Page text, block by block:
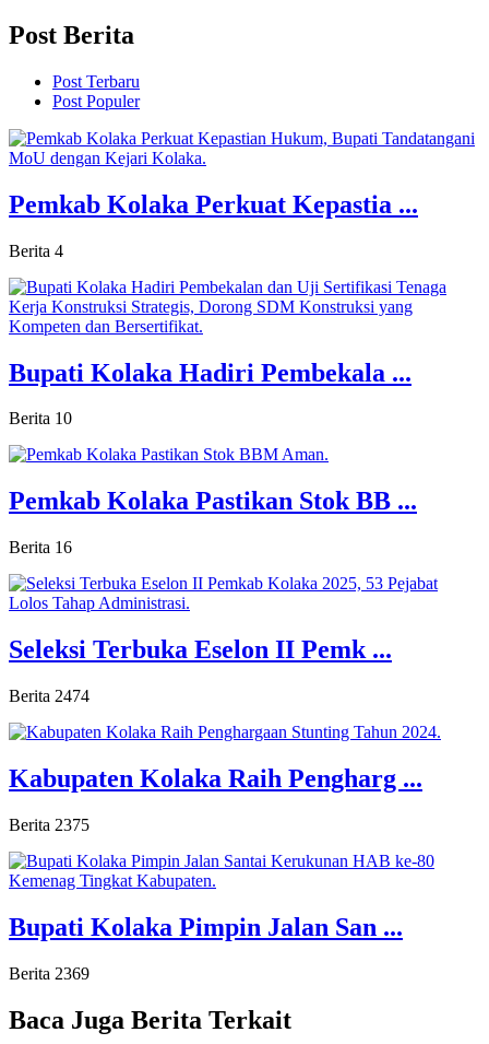
Post Berita
Post Terbaru
Post Populer
Pemkab Kolaka Perkuat Kepastia ...
Berita 4
Bupati Kolaka Hadiri Pembekala ...
Berita 10
Pemkab Kolaka Pastikan Stok BB ...
Berita 16
Seleksi Terbuka Eselon II Pemk ...
Berita 2474
Kabupaten Kolaka Raih Pengharg ...
Berita 2375
Bupati Kolaka Pimpin Jalan San ...
Berita 2369
Baca Juga Berita Terkait